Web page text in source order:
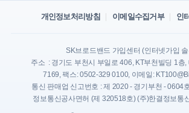
개인정보처리방침 이메일수집거부 인
SK브로드밴드 가입센터 (인터넷가입
주소 : 경기도 부천시 부일로 406, KT부천빌딩 1층,
7169, 팩스: 0502-329 0100, 이메일:
통신 판매업 신고번호 : 제 2020 - 경기부천 - 0604
정보통신공사면허 (제 320518호) (주)한결정보통